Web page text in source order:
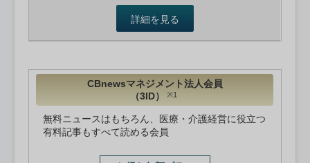
詳細を見る
CBnewsマネジメント法人会員
（3ID）
※1
無料ニュースはもちろん、医療・介護経営に役立つ
有料記事もすべて読める会員